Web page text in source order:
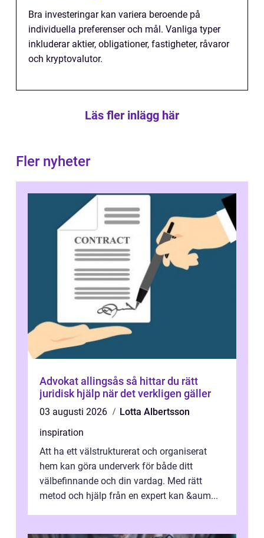
Bra investeringar kan variera beroende på
individuella preferenser och mål. Vanliga typer
inkluderar aktier, obligationer, fastigheter, råvaror
och kryptovalutor.
Läs fler inlägg här
Fler nyheter
Advokat allingsås så hittar du rätt
juridisk hjälp när det verkligen gäller
03 augusti 2026
Lotta Albertsson
inspiration
Att ha ett välstrukturerat och organiserat
hem kan göra underverk för både ditt
välbefinnande och din vardag. Med rätt
metod och hjälp från en expert kan &aum...